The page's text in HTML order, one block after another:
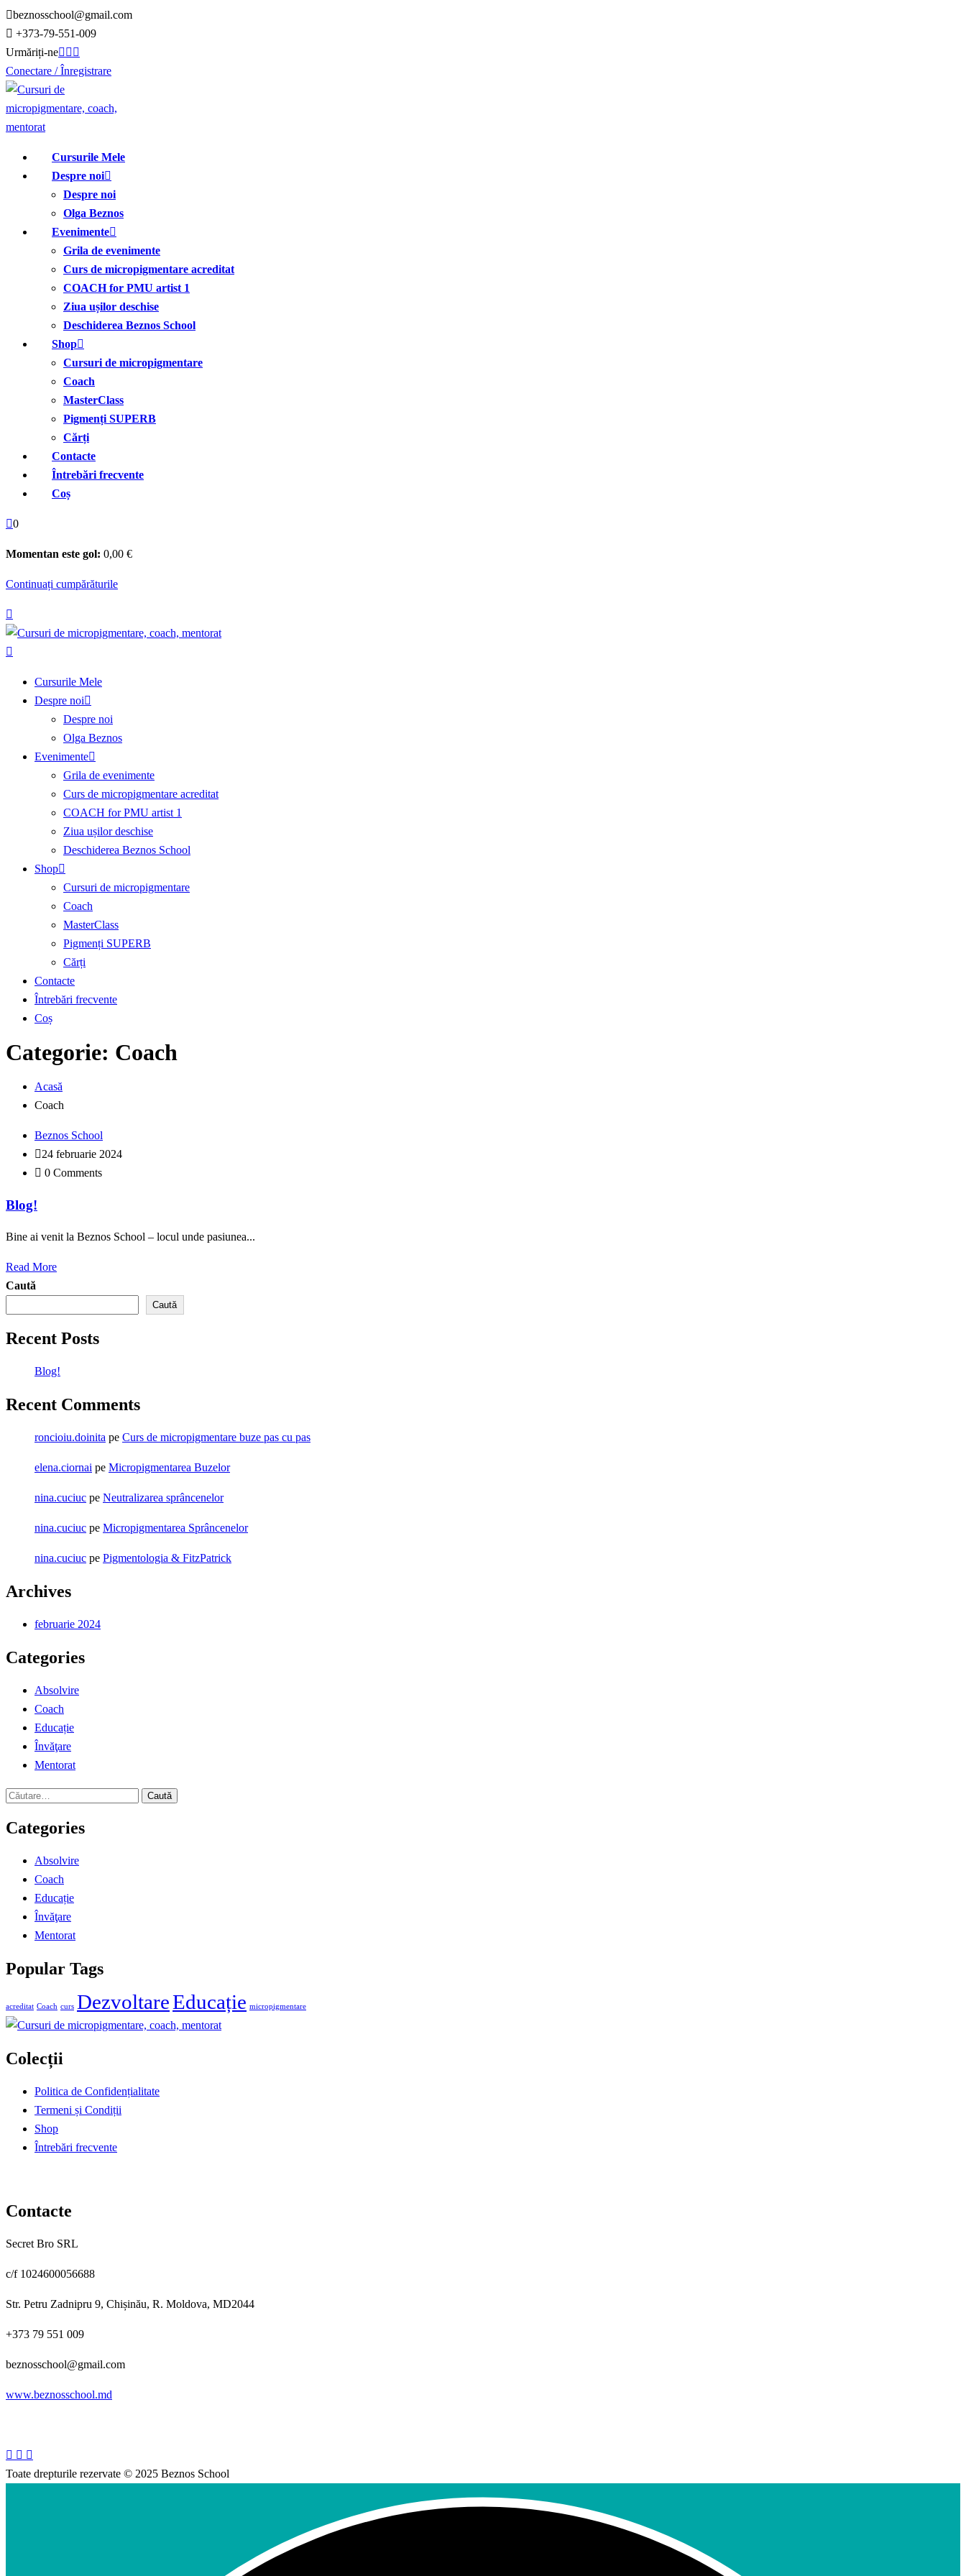
Treci
la
conținut
beznosschool@gmail.com
+373-79-551-009
Urmăriți-ne
Conectare / Înregistrare
Cursurile Mele
Despre noi
Despre noi
Olga Beznos
Evenimente
Grila de evenimente
Curs de micropigmentare acreditat
COACH for PMU artist 1
Ziua ușilor deschise
Deschiderea Beznos School
Shop
Cursuri de micropigmentare
Coach
MasterClass
Pigmenți SUPERB
Cărți
Contacte
Întrebări frecvente
Coș
0
Momentan este gol: 0,00 €
Continuați cumpărăturile
Cursurile Mele
Despre noi
Despre noi
Olga Beznos
Evenimente
Grila de evenimente
Curs de micropigmentare acreditat
COACH for PMU artist 1
Ziua ușilor deschise
Deschiderea Beznos School
Shop
Cursuri de micropigmentare
Coach
MasterClass
Pigmenți SUPERB
Cărți
Contacte
Întrebări frecvente
Coș
Categorie: Coach
Acasă
Coach
Beznos School
24 februarie 2024
0 Comments
Blog!
Bine ai venit la Beznos School – locul unde pasiunea...
Read More
Caută
Caută
Recent Posts
Blog!
Recent Comments
roncioiu.doinita pe Curs de micropigmentare buze pas cu pas
elena.ciornai pe Micropigmentarea Buzelor
nina.cuciuc pe Neutralizarea sprâncenelor
nina.cuciuc pe Micropigmentarea Sprâncenelor
nina.cuciuc pe Pigmentologia & FitzPatrick
Archives
februarie 2024
Categories
Absolvire
Coach
Educație
Învăţare
Mentorat
Caută
Categories
Absolvire
Coach
Educație
Învăţare
Mentorat
Popular Tags
acreditat Coach curs DezvoltareEducație micropigmentare
Colecții
Politica de Confidențialitate
Termeni și Condiții
Shop
Întrebări frecvente
Contacte
Secret Bro SRL
c/f 1024600056688
Str. Petru Zadnipru 9, Chișinău, R. Moldova, MD2044
+373 79 551 009
beznosschool@gmail.com
www.beznosschool.md
Toate drepturile rezervate © 2025 Beznos School